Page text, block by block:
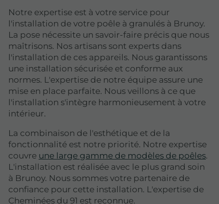
Notre expertise est à votre service pour
l'installation de votre poêle à granulés à Brunoy.
La pose nécessite un savoir-faire précis que nous
maîtrisons. Nos artisans sont experts dans
l'installation de ces appareils. Nous garantissons
une installation sécurisée et conforme aux
normes. L'expertise de notre équipe assure une
mise en place parfaite. Nous veillons à ce que
l'installation s'intègre harmonieusement à votre
intérieur.
La combinaison de l'esthétique et de la
fonctionnalité est notre priorité. Notre expertise
couvre une large gamme de modèles de poêles.
L'installation est réalisée avec le plus grand soin
à Brunoy. Nous sommes votre partenaire de
confiance pour cette installation. L'expertise de
Cheminées du 91 est reconnue.